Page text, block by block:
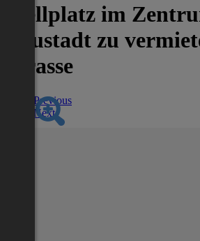
Stellplatz im
Neustadt zu
Strasse
Previous
Next